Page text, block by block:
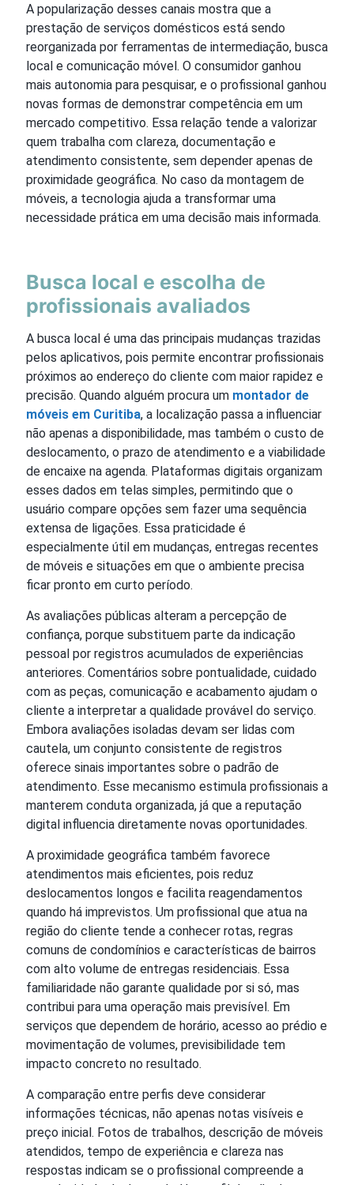
A popularização desses canais mostra que a
prestação de serviços domésticos está sendo
reorganizada por ferramentas de intermediação, busca
local e comunicação móvel. O consumidor ganhou
mais autonomia para pesquisar, e o profissional ganhou
novas formas de demonstrar competência em um
mercado competitivo. Essa relação tende a valorizar
quem trabalha com clareza, documentação e
atendimento consistente, sem depender apenas de
proximidade geográfica. No caso da montagem de
móveis, a tecnologia ajuda a transformar uma
necessidade prática em uma decisão mais informada.
Busca local e escolha de
profissionais avaliados
A busca local é uma das principais mudanças trazidas
pelos aplicativos, pois permite encontrar profissionais
próximos ao endereço do cliente com maior rapidez e
precisão. Quando alguém procura um montador de
móveis em Curitiba, a localização passa a influenciar
não apenas a disponibilidade, mas também o custo de
deslocamento, o prazo de atendimento e a viabilidade
de encaixe na agenda. Plataformas digitais organizam
esses dados em telas simples, permitindo que o
usuário compare opções sem fazer uma sequência
extensa de ligações. Essa praticidade é
especialmente útil em mudanças, entregas recentes
de móveis e situações em que o ambiente precisa
ficar pronto em curto período.
As avaliações públicas alteram a percepção de
confiança, porque substituem parte da indicação
pessoal por registros acumulados de experiências
anteriores. Comentários sobre pontualidade, cuidado
com as peças, comunicação e acabamento ajudam o
cliente a interpretar a qualidade provável do serviço.
Embora avaliações isoladas devam ser lidas com
cautela, um conjunto consistente de registros
oferece sinais importantes sobre o padrão de
atendimento. Esse mecanismo estimula profissionais a
manterem conduta organizada, já que a reputação
digital influencia diretamente novas oportunidades.
A proximidade geográfica também favorece
atendimentos mais eficientes, pois reduz
deslocamentos longos e facilita reagendamentos
quando há imprevistos. Um profissional que atua na
região do cliente tende a conhecer rotas, regras
comuns de condomínios e características de bairros
com alto volume de entregas residenciais. Essa
familiaridade não garante qualidade por si só, mas
contribui para uma operação mais previsível. Em
serviços que dependem de horário, acesso ao prédio e
movimentação de volumes, previsibilidade tem
impacto concreto no resultado.
A comparação entre perfis deve considerar
informações técnicas, não apenas notas visíveis e
preço inicial. Fotos de trabalhos, descrição de móveis
atendidos, tempo de experiência e clareza nas
respostas indicam se o profissional compreende a